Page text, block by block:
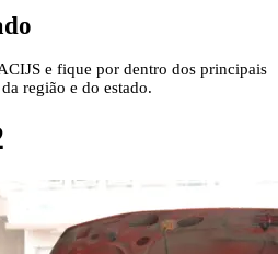
e fique por dentro dos principais
região e do estado.